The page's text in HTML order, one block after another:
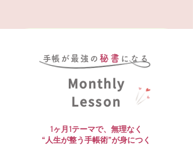
​手帳が最強の秘書 になる
Monthly
Lesson
1ヶ月1テーマで、無理なく
“人生が整う手帳術”が身につく